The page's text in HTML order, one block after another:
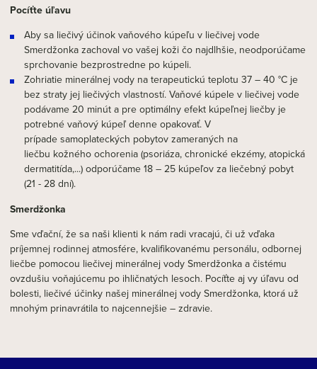
Pocíťte úľavu
Aby sa liečivý účinok vaňového kúpeľu v liečivej vode
Smerdžonka zachoval vo vašej koži čo najdlhšie, neodporúčame
sprchovanie bezprostredne po kúpeli.
Zohriatie minerálnej vody na terapeutickú teplotu 37 – 40 °C je
bez straty jej liečivých vlastností. Vaňové kúpele v liečivej vode
podávame 20 minút a pre optimálny efekt kúpeľnej liečby je
potrebné vaňový kúpeľ denne opakovať. V
prípade samoplateckých pobytov zameraných na
liečbu kožného ochorenia (psoriáza, chronické ekzémy, atopická
dermatitída,...) odporúčame 18 – 25 kúpeľov za liečebný pobyt
(21 - 28 dní).
Smerdžonka
Sme vďační, že sa naši klienti k nám radi vracajú, či už vďaka
príjemnej rodinnej atmosfére, kvalifikovanému personálu, odbornej
liečbe pomocou liečivej minerálnej vody Smerdžonka a čistému
ovzdušiu voňajúcemu po ihličnatých lesoch. Pocíťte aj vy úľavu od
bolesti, liečivé účinky našej minerálnej vody Smerdžonka, ktorá už
mnohým prinavrátila to najcennejšie – zdravie.